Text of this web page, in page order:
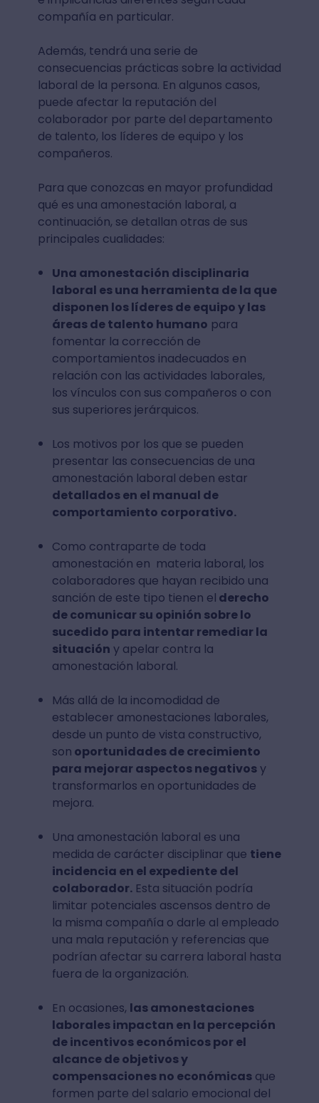
compañía en particular.
Además, tendrá una serie de
consecuencias prácticas sobre la actividad
laboral de la persona. En algunos casos,
puede afectar la reputación del
colaborador por parte del departamento
de talento, los líderes de equipo y los
compañeros.
Para que conozcas en mayor profundidad
qué es una amonestación laboral, a
continuación, se detallan otras de sus
principales cualidades:
Una amonestación disciplinaria
laboral es una herramienta de la que
disponen los líderes de equipo y las
áreas de talento humano para
fomentar la corrección de
comportamientos inadecuados en
relación con las actividades laborales,
los vínculos con sus compañeros o con
sus superiores jerárquicos.
Los motivos por los que se pueden
presentar las consecuencias de una
amonestación laboral deben estar
detallados en el manual de
comportamiento corporativo.
Como contraparte de toda
amonestación en materia laboral, los
colaboradores que hayan recibido una
sanción de este tipo tienen el derecho
de comunicar su opinión sobre lo
sucedido para intentar remediar la
situación y apelar contra la
amonestación laboral.
Más allá de la incomodidad de
establecer amonestaciones laborales,
desde un punto de vista constructivo,
son oportunidades de crecimiento
para mejorar aspectos negativosy
transformarlos en oportunidades de
mejora.
Una amonestación laboral es una
medida de carácter disciplinar que tiene
incidencia en el expediente del
colaborador.Esta situación podría
limitar potenciales ascensos dentro de
la misma compañía o darle al empleado
una mala reputación y referencias que
podrían afectar su carrera laboral hasta
fuera de la organización.
En ocasiones, las amonestaciones
laborales impactan en la percepción
de incentivos económicos por el
alcance de objetivos y
compensaciones no económicasque
formen parte del salario emocional del